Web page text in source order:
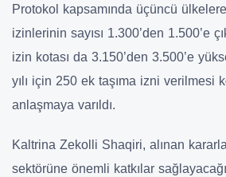
Protokol kapsamında üçüncü
izinlerinin sayısı 1.300’den 1.500’e
izin kotası da 3.150’den 3.500’e
yılı için 250 ek taşıma izni verilmesi
anlaşmaya varıldı.
Kaltrina Zekolli Shaqiri, alınan
sektörüne önemli katkılar